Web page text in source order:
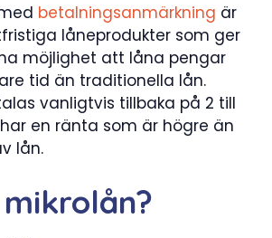
betalningsanmärkning är
låneprodukter som ger
möjlighet att låna pengar
tid än traditionella lån.
vanligtvis tillbaka på 2 till
en ränta som är högre än
lån.